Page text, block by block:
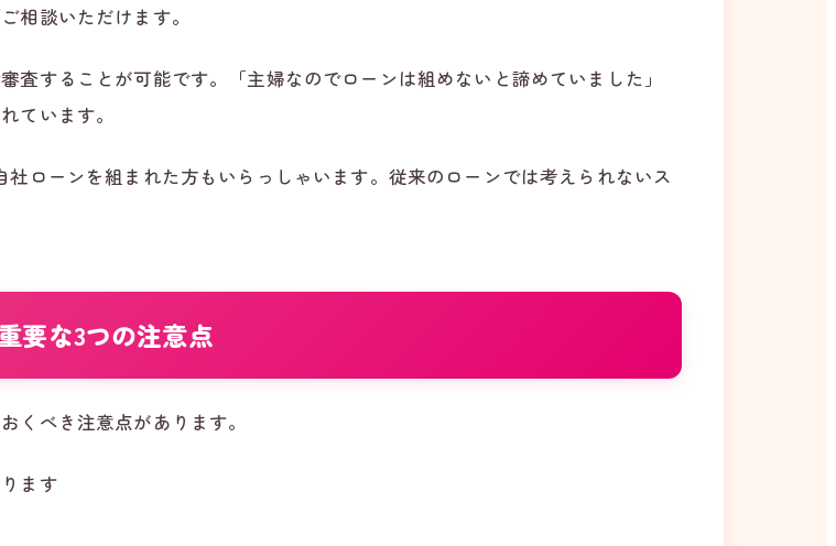
相談いただけます。
することが可能です。「主婦なのでローンは組めないと諦めていました」
ています。
ローンを組まれた方もいらっしゃいます。従来のローンでは考えられないス
要な3つの注意点
くべき注意点があります。
ます